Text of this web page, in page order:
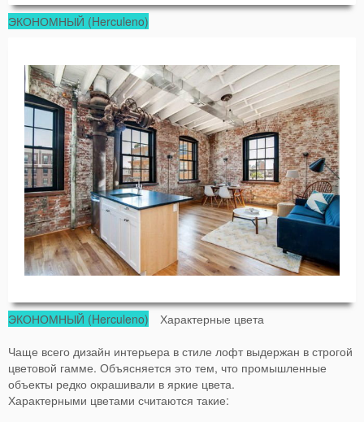
ЭКОНОМНЫЙ (Herculeno)
ЭКОНОМНЫЙ (Herculeno) Характерные цвета
Чаще всего дизайн интерьера в стиле лофт выдержан в строгой
цветовой гамме. Объясняется это тем, что промышленные
объекты редко окрашивали в яркие цвета.
Характерными цветами считаются такие: